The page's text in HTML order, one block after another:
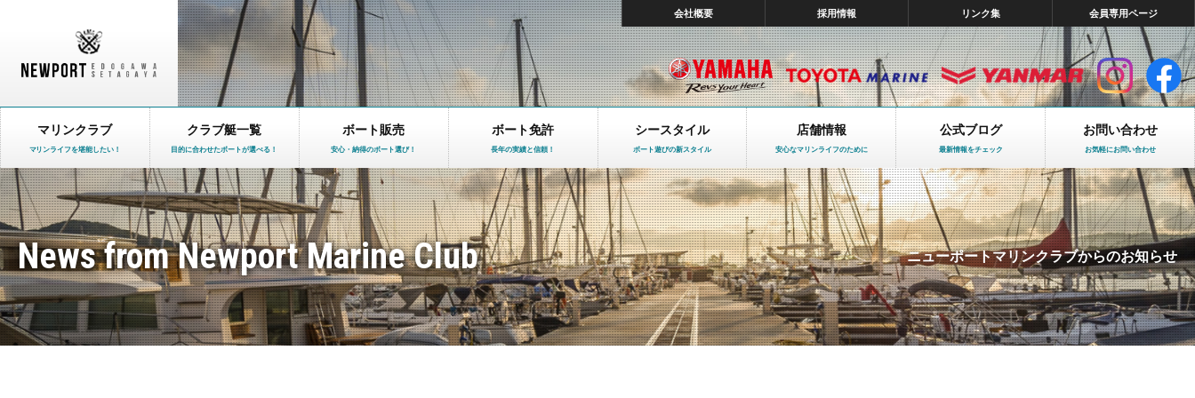
会社概要 採用情報 リンク集 会員専用ページ
マリンクラブ
マリンライフを堪能したい！
クラブ艇一覧
目的に合わせたボートが選べる！
ボート販売
安心・納得のボート選び！
ボート免許
長年の実績と信頼！
シースタイル
ボート遊びの新スタイル
店舗情報
安心なマリンライフのために
公式ブログ
最新情報をチェック
お問い合わせ
お気軽にお問い合わせ
News from Newport Marine Club ニューポートマリンクラブからのお知らせ